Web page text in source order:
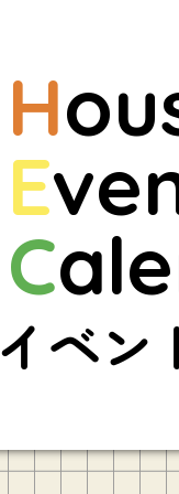
H
E
C
イベン